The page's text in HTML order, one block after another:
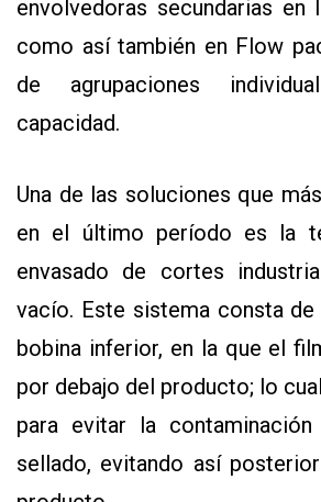
envolvedoras secundarias en
como así también en Flow
de agrupaciones
capacidad.
Una de las soluciones que
en el último período es la
envasado de cortes
vacío. Este sistema consta de
bobina inferior, en la que el
por debajo del producto; lo
para evitar la
sellado, evitando así